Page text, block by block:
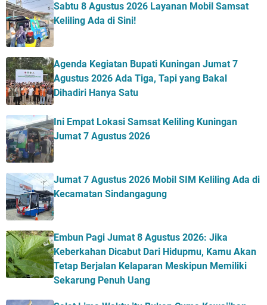
Sabtu 8 Agustus 2026 Layanan Mobil Samsat
Keliling Ada di Sini!
Agenda Kegiatan Bupati Kuningan Jumat 7
Agustus 2026 Ada Tiga, Tapi yang Bakal
Dihadiri Hanya Satu
Ini Empat Lokasi Samsat Keliling Kuningan
Jumat 7 Agustus 2026
Jumat 7 Agustus 2026 Mobil SIM Keliling Ada di
Kecamatan Sindangagung
Embun Pagi Jumat 8 Agustus 2026: Jika
Keberkahan Dicabut Dari Hidupmu, Kamu Akan
Tetap Berjalan Kelaparan Meskipun Memiliki
Sekarung Penuh Uang